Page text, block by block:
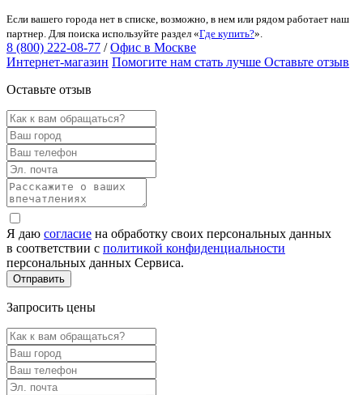
Если вашего города нет в списке, возможно, в нем или рядом работает наш
партнер. Для поиска используйте раздел «Где купить?».
8 (800) 222-08-77 / Офис в Москве
Интернет-магазин Помогите нам стать лучше Оставьте отзыв
Оставьте отзыв
Я даю согласие на обработку своих персональных данных
в соответствии с политикой конфиденциальности
персональных данных Сервиса.
Запросить цены